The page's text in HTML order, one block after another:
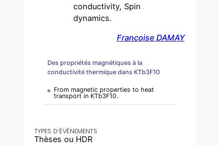
Des propriétés magnétiques à la
conductivité thermique dans KTb3F10
From magnetic properties to heat
transport in KTb3F10.
TYPES D’ÉVÉNEMENTS
Thèses ou HDR
conductivity, Spin
dynamics.
Francoise DAMAY